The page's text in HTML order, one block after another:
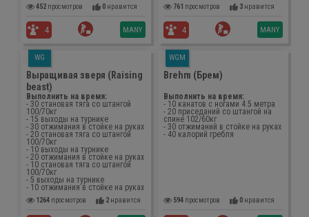
452просмотров 0нравится
4 MANY
761 просмотров 3нравится
4 MANY
WG
Выращивая зверя (Raising
beast)
Выполнить на время:
- 30 становая тяга со штангой
100/70кг
- 15 выходы на турнике
- 30 отжимания в стойке на руках
- 20 становая тяга со штангой
100/70кг
- 10 выходы на турнике
- 20 отжимания в стойке на руках
- 10 становая тяга со штангой
100/70кг
- 5 выходы на турнике
- 10 отжимания в стойке на руках
1264просмотров 2нравится
WGM
Brehm (Брем)
Выполнить на время:
- 10 канатов с ногами 4.5 метра
- 20 приседаний со штангой на
спине 102/60кг
- 30 отжиманий в стойке на руках
- 40 калорий гребля
594просмотров 0нравится